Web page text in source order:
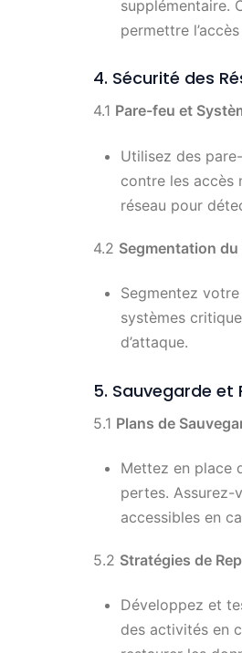
supplémentaire.
permettre
4. Sécurité des
4.1 Pare-feu et
Utilisez des
contre les accès
réseau pour
4.2 Segmentation du
Segmentez
systèmes
d’attaque.
5. Sauvegarde et
5.1 Plans de
Mettez en place
pertes. Assurez-
accessibles en
5.2 Stratégies de
Développez et
des activités en